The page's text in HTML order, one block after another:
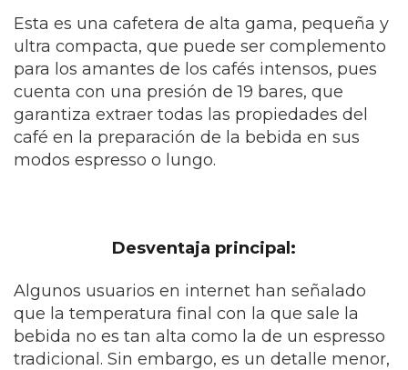
Esta es una cafetera de alta gama, pequeña y
ultra compacta, que puede ser complemento
para los amantes de los cafés intensos, pues
cuenta con una presión de 19 bares, que
garantiza extraer todas las propiedades del
café en la preparación de la bebida en sus
modos espresso o lungo.
Desventaja principal:
Algunos usuarios en internet han señalado
que la temperatura final con la que sale la
bebida no es tan alta como la de un espresso
tradicional. Sin embargo, es un detalle menor,